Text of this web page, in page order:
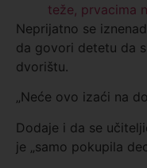
teže, prvacima
Neprijatno se
da govori detetu da
dvorištu.
„Neće ovo izaći na
Dodaje i da se
je „samo pokupila